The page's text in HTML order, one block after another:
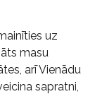
uz
masu
arī Vienādu
sapratni,